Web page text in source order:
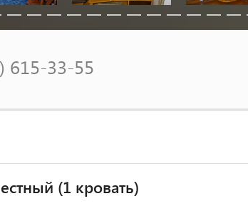
615-33-55
(1 кровать)